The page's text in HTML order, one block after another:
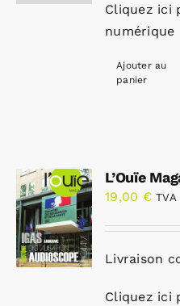
Cliquez ici
numérique
Ajouter au
panier
L’Ouïe
19,00 €
Livraison
Cliquez ici